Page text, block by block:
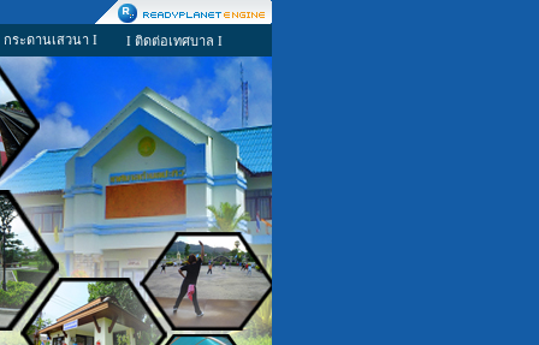
กระดานเสวนา I I ติดต่อเทศบาล I